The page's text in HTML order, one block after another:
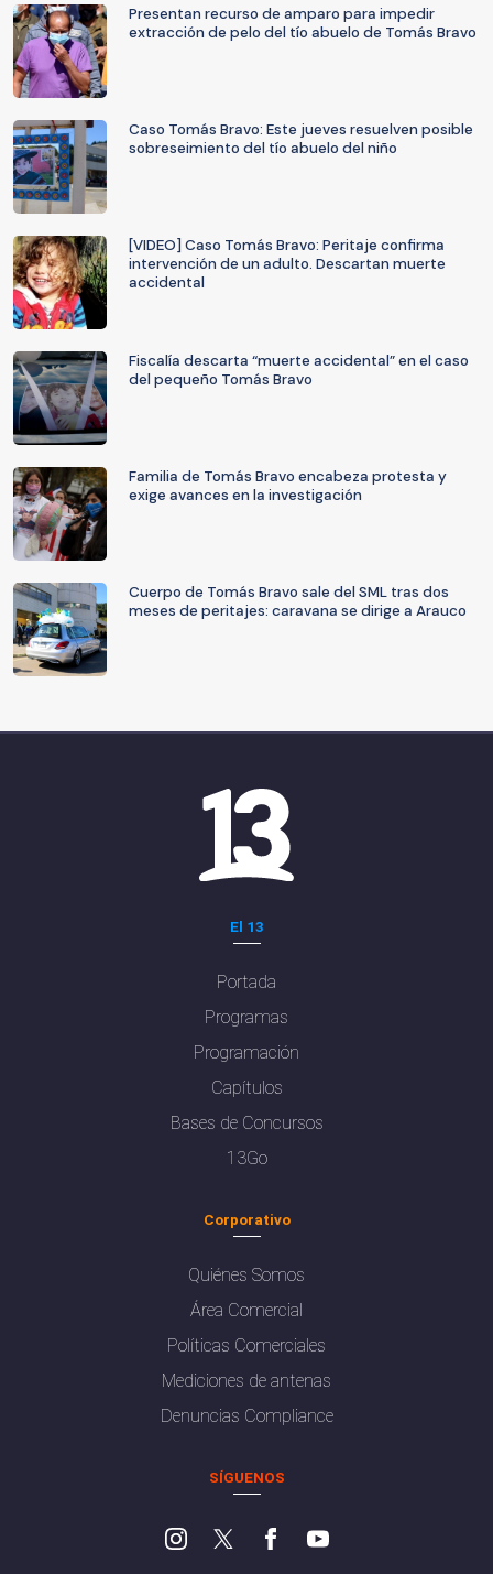
Presentan recurso de amparo para impedir
extracción de pelo del tío abuelo de Tomás Bravo
Caso Tomás Bravo: Este jueves resuelven posible
sobreseimiento del tío abuelo del niño
[VIDEO] Caso Tomás Bravo: Peritaje confirma
intervención de un adulto. Descartan muerte
accidental
Fiscalía descarta “muerte accidental” en el caso
del pequeño Tomás Bravo
Familia de Tomás Bravo encabeza protesta y
exige avances en la investigación
Cuerpo de Tomás Bravo sale del SML tras dos
meses de peritajes: caravana se dirige a Arauco
El 13
Portada
Programas
Programación
Capítulos
Bases de Concursos
13Go
Corporativo
Quiénes Somos
Área Comercial
Políticas Comerciales
Mediciones de antenas
Denuncias Compliance
SÍGUENOS